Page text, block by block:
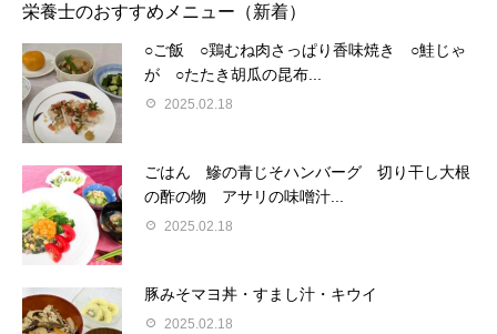
栄養士のおすすめメニュー（新着）
○ご飯 ○鶏むね肉さっぱり香味焼き ○鮭じゃ
が ○たたき胡瓜の昆布...
2025.02.18
ごはん 鰺の青じそハンバーグ 切り干し大根
の酢の物 アサリの味噌汁...
2025.02.18
豚みそマヨ丼・すまし汁・キウイ
2025.02.18